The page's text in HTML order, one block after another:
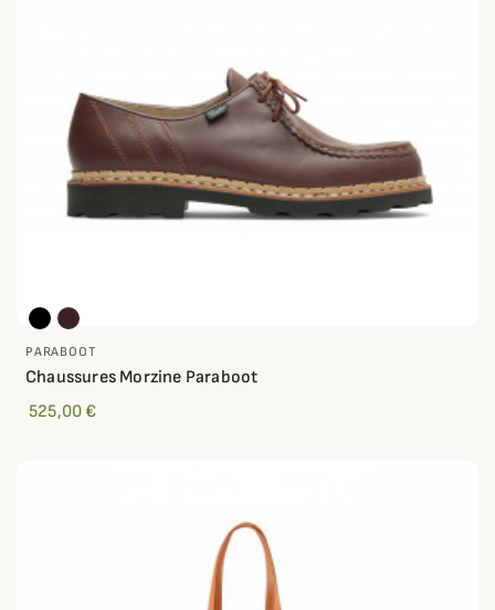
PARABOOT
Chaussures Morzine Paraboot
525,00 €